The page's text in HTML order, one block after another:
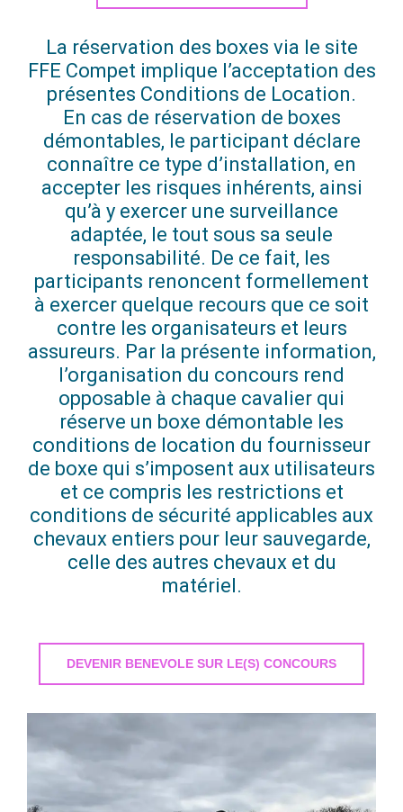
La réservation des boxes via le site
FFE Compet implique l’acceptation des
présentes Conditions de Location.
En cas de réservation de boxes
démontables, le participant déclare
connaître ce type d’installation, en
accepter les risques inhérents, ainsi
qu’à y exercer une surveillance
adaptée, le tout sous sa seule
responsabilité. De ce fait, les
participants renoncent formellement
à exercer quelque recours que ce soit
contre les organisateurs et leurs
assureurs. Par la présente information,
l’organisation du concours rend
opposable à chaque cavalier qui
réserve un boxe démontable les
conditions de location du fournisseur
de boxe qui s’imposent aux utilisateurs
et ce compris les restrictions et
conditions de sécurité applicables aux
chevaux entiers pour leur sauvegarde,
celle des autres chevaux et du
matériel.
DEVENIR BENEVOLE SUR LE(S) CONCOURS